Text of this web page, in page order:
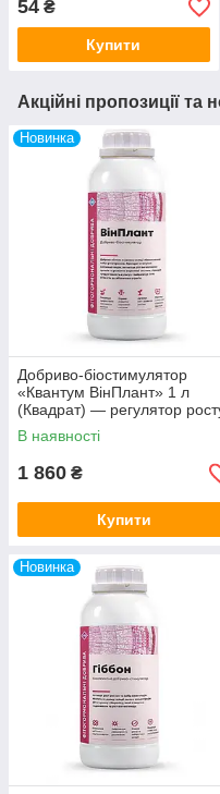
54 ₴
Купити
Акційні пропозиції та
Новинка
Добриво-біостимулятор
«Квантум ВінПлант» 1 л
(Квадрат) — регулятор
з фітогормонами
В наявності
1 860 ₴
Купити
Новинка